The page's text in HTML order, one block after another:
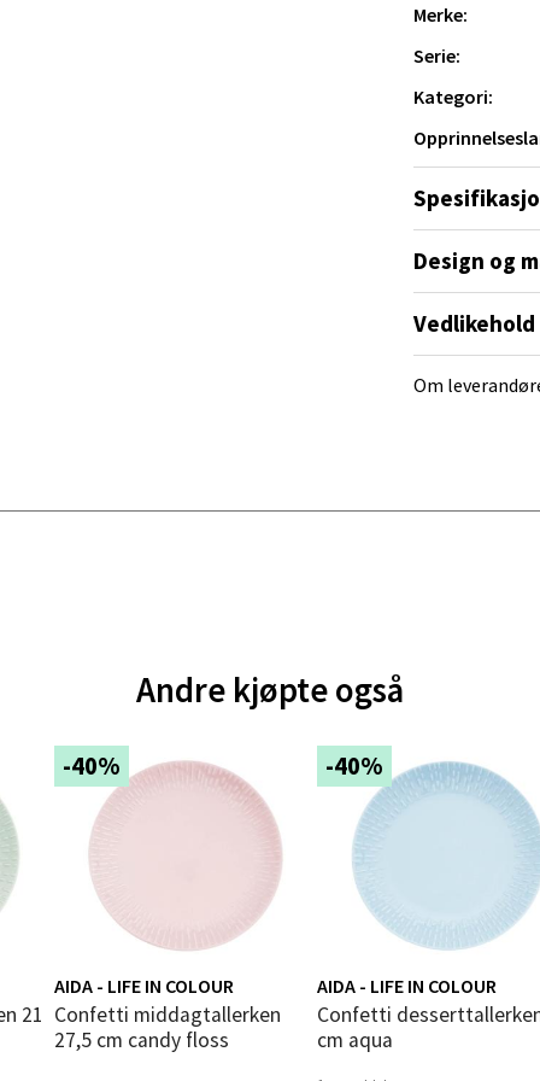
Merke:
Serie:
Kategori:
Design og
Om
Andre kjøpte også
-40%
AIDA - LIFE IN COLOUR
Confetti middagtallerken
27,5 cm candy floss
-40%
AIDA - LIFE IN COLOUR
Confetti desserttallerken 21
cm aqua
- Moldetorget
1, 6413 Molde
10-20
- Thon Senter Malmporten
10-20